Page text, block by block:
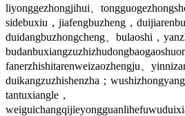
liyonggezhongjihui、
sidebuxiu，jiafengbuzheng，
duidangbuzhongcheng、bulaoshi，
fanerzhishitarenweizaozhengju、
duikangzuzhishenzha；
tantuxiangle，